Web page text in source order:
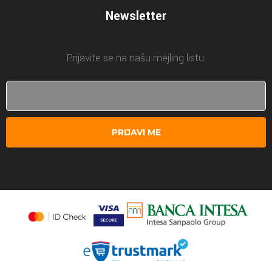
Newsletter
Prijavite se na našu mejling listu.
PRIJAVI ME